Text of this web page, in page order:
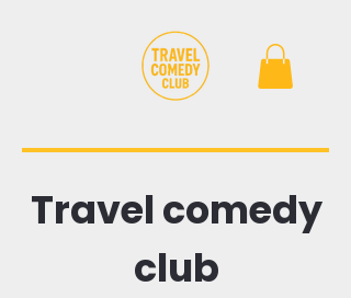
Travel comedy
club